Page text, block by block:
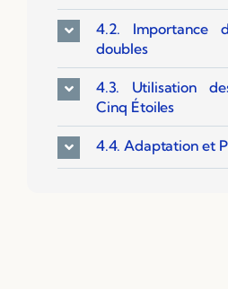
4.2. Importance
doubles
4.3. Utilisation
Cinq Étoiles
4.4. Adaptation et